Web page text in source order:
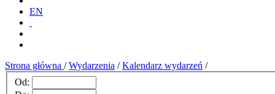
EN
Strona główna / Wydarzenia /Kalendarz wydarzeń /
Od: